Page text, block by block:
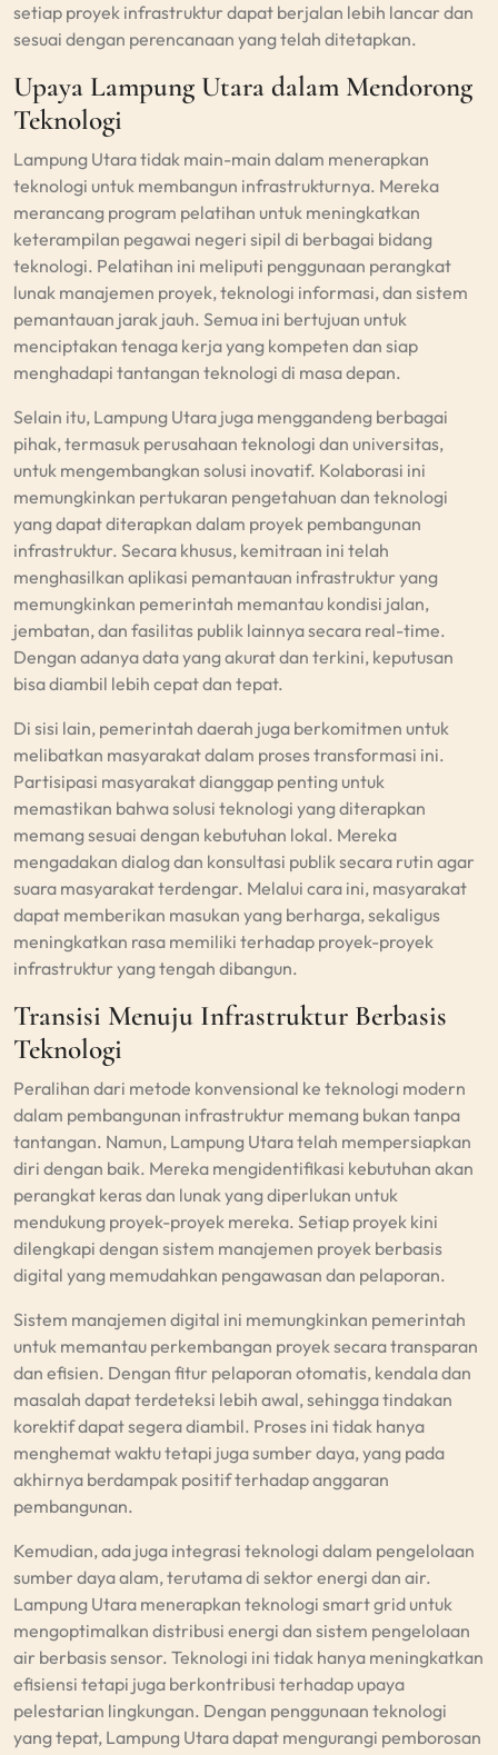
setiap proyek infrastruktur dapat berjalan lebih lancar dan
sesuai dengan perencanaan yang telah ditetapkan.
Upaya Lampung Utara dalam Mendorong
Teknologi
Lampung Utara tidak main-main dalam menerapkan
teknologi untuk membangun infrastrukturnya. Mereka
merancang program pelatihan untuk meningkatkan
keterampilan pegawai negeri sipil di berbagai bidang
teknologi. Pelatihan ini meliputi penggunaan perangkat
lunak manajemen proyek, teknologi informasi, dan sistem
pemantauan jarak jauh. Semua ini bertujuan untuk
menciptakan tenaga kerja yang kompeten dan siap
menghadapi tantangan teknologi di masa depan.
Selain itu, Lampung Utara juga menggandeng berbagai
pihak, termasuk perusahaan teknologi dan universitas,
untuk mengembangkan solusi inovatif. Kolaborasi ini
memungkinkan pertukaran pengetahuan dan teknologi
yang dapat diterapkan dalam proyek pembangunan
infrastruktur. Secara khusus, kemitraan ini telah
menghasilkan aplikasi pemantauan infrastruktur yang
memungkinkan pemerintah memantau kondisi jalan,
jembatan, dan fasilitas publik lainnya secara real-time.
Dengan adanya data yang akurat dan terkini, keputusan
bisa diambil lebih cepat dan tepat.
Di sisi lain, pemerintah daerah juga berkomitmen untuk
melibatkan masyarakat dalam proses transformasi ini.
Partisipasi masyarakat dianggap penting untuk
memastikan bahwa solusi teknologi yang diterapkan
memang sesuai dengan kebutuhan lokal. Mereka
mengadakan dialog dan konsultasi publik secara rutin agar
suara masyarakat terdengar. Melalui cara ini, masyarakat
dapat memberikan masukan yang berharga, sekaligus
meningkatkan rasa memiliki terhadap proyek-proyek
infrastruktur yang tengah dibangun.
Transisi Menuju Infrastruktur Berbasis
Teknologi
Peralihan dari metode konvensional ke teknologi modern
dalam pembangunan infrastruktur memang bukan tanpa
tantangan. Namun, Lampung Utara telah mempersiapkan
diri dengan baik. Mereka mengidentifikasi kebutuhan akan
perangkat keras dan lunak yang diperlukan untuk
mendukung proyek-proyek mereka. Setiap proyek kini
dilengkapi dengan sistem manajemen proyek berbasis
digital yang memudahkan pengawasan dan pelaporan.
Sistem manajemen digital ini memungkinkan pemerintah
untuk memantau perkembangan proyek secara transparan
dan efisien. Dengan fitur pelaporan otomatis, kendala dan
masalah dapat terdeteksi lebih awal, sehingga tindakan
korektif dapat segera diambil. Proses ini tidak hanya
menghemat waktu tetapi juga sumber daya, yang pada
akhirnya berdampak positif terhadap anggaran
pembangunan.
Kemudian, ada juga integrasi teknologi dalam pengelolaan
sumber daya alam, terutama di sektor energi dan air.
Lampung Utara menerapkan teknologi smart grid untuk
mengoptimalkan distribusi energi dan sistem pengelolaan
air berbasis sensor. Teknologi ini tidak hanya meningkatkan
efisiensi tetapi juga berkontribusi terhadap upaya
pelestarian lingkungan. Dengan penggunaan teknologi
yang tepat, Lampung Utara dapat mengurangi pemborosan